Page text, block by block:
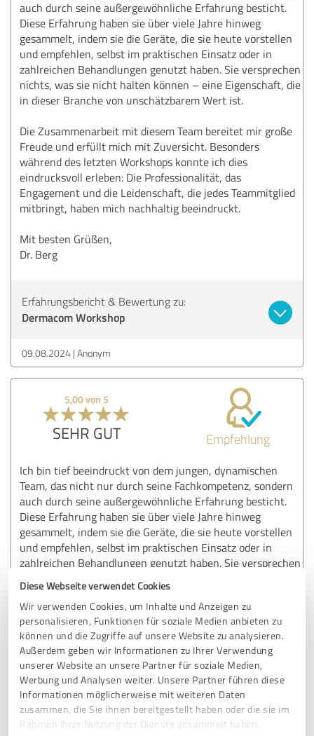
Diese Webseite verwendet Cookies
Wir verwenden Cookies, um Inhalte und Anzeigen zu
personalisieren, Funktionen für soziale Medien anbieten zu
können und die Zugriffe auf unsere Website zu analysieren.
Außerdem geben wir Informationen zu Ihrer Verwendung
unserer Website an unsere Partner für soziale Medien,
Werbung und Analysen weiter. Unsere Partner führen diese
Informationen möglicherweise mit weiteren Daten
zusammen, die Sie ihnen bereitgestellt haben oder die sie im
Rahmen Ihrer Nutzung der Dienste gesammelt haben.
auch durch seine außergewöhnliche Erfahrung besticht.
Diese Erfahrung haben sie über viele Jahre hinweg
gesammelt, indem sie die Geräte, die sie heute vorstellen
und empfehlen, selbst im praktischen Einsatz oder in
zahlreichen Behandlungen genutzt haben. Sie versprechen
nichts, was sie nicht halten können – eine Eigenschaft, die
in dieser Branche von unschätzbarem Wert ist.
Die Zusammenarbeit mit diesem Team bereitet mir große
Freude und erfüllt mich mit Zuversicht. Besonders
während des letzten Workshops konnte ich dies
eindrucksvoll erleben: Die Professionalität, das
Engagement und die Leidenschaft, die jedes Teammitglied
mitbringt, haben mich nachhaltig beeindruckt.
Mit besten Grüßen,
Dr. Berg
Erfahrungsbericht & Bewertung zu:
Dermacom Workshop
09.08.2024 Anonym
5,00 von 5
SEHR GUT Empfehlung
Ich bin tief beeindruckt von dem jungen, dynamischen
Team, das nicht nur durch seine Fachkompetenz, sondern
auch durch seine außergewöhnliche Erfahrung besticht.
Diese Erfahrung haben sie über viele Jahre hinweg
gesammelt, indem sie die Geräte, die sie heute vorstellen
und empfehlen, selbst im praktischen Einsatz oder in
zahlreichen Behandlungen genutzt haben. Sie versprechen
nichts, was sie nicht halten können – eine Eigenschaft, die
in dieser Branche von unschätzbarem Wert ist.
Die Zusammenarbeit mit diesem Team bereitet mir große
Freude und erfüllt mich mit Zuversicht. Besonders
während des letzten Workshops konnte ich dies
eindrucksvoll erleben: Die Professionalität, das
Engagement und die Leidenschaft, die jedes Teammitglied
mitbringt, haben mich nachhaltig beeindruckt.
Mit besten Grüßen,